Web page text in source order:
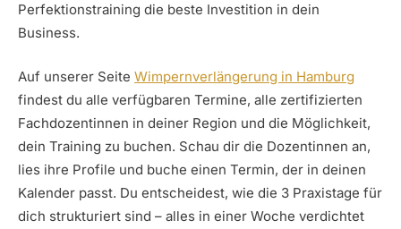
Perfektionstraining die beste Investition in dein
Business.
Auf unserer Seite Wimpernverlängerung in Hamburg
findest du alle verfügbaren Termine, alle zertifizierten
Fachdozentinnen in deiner Region und die Möglichkeit,
dein Training zu buchen. Schau dir die Dozentinnen an,
lies ihre Profile und buche einen Termin, der in deinen
Kalender passt. Du entscheidest, wie die 3 Praxistage für
dich strukturiert sind – alles in einer Woche verdichtet